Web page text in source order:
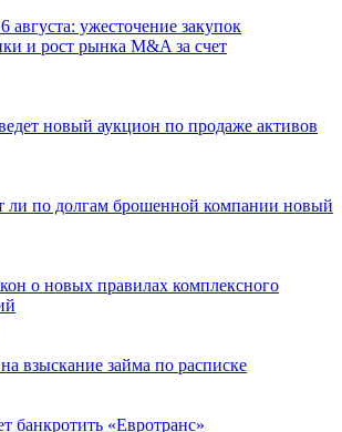
августа: ужесточение закупок
и рост рынка M&A за счет
новый аукцион по продаже активов
ли по долгам брошенной компании новый
о новых правилах комплексного
взыскание займа по расписке
банкротить «Евротранс»